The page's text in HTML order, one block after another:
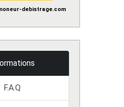
debistrage.com
F.A.Q